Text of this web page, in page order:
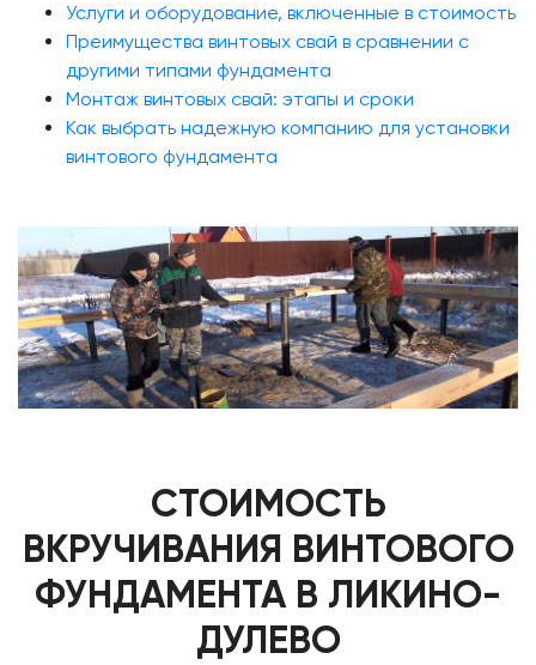
Услуги и оборудование, включенные в стоимость
Преимущества винтовых свай в сравнении с
другими типами фундамента
Монтаж винтовых свай: этапы и сроки
Как выбрать надежную компанию для установки
винтового фундамента
СТОИМОСТЬ
ВКРУЧИВАНИЯ ВИНТОВОГО
ФУНДАМЕНТА В ЛИКИНО-
ДУЛЕВО